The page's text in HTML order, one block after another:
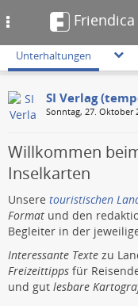
Friendica
Unterhaltungen
SI Verlag
Sonntag, 27. Oktober
Willkommen
Inselkarten
Unsere touristischen
Format und den
Begleiter in der
Interessante Texte zu
Freizeittipps für
und gut lesbare